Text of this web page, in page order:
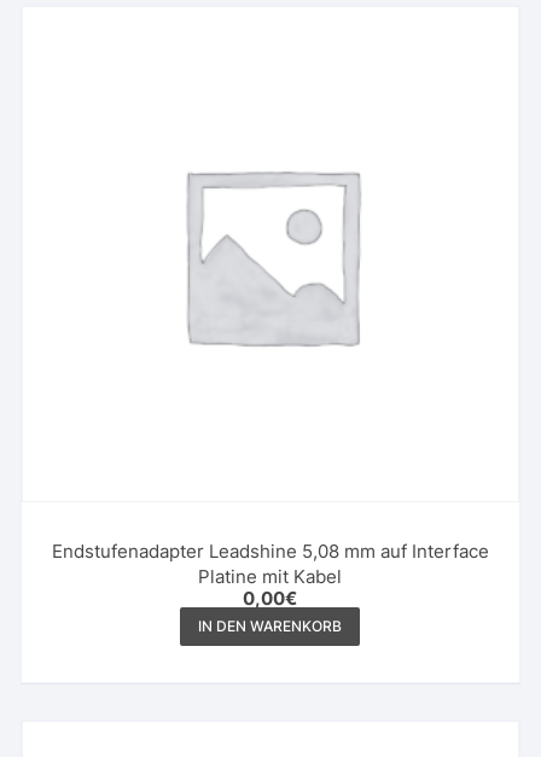
Endstufenadapter Leadshine 5,08 mm auf Interface
Platine mit Kabel
0,00€
IN DEN WARENKORB